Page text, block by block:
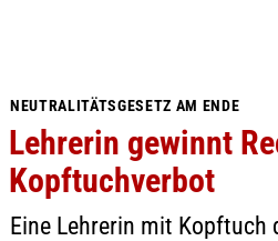
NEUTRALITÄTSGESETZ AM ENDE
Lehrerin gewinnt
Kopftuchverbot
Eine Lehrerin mit